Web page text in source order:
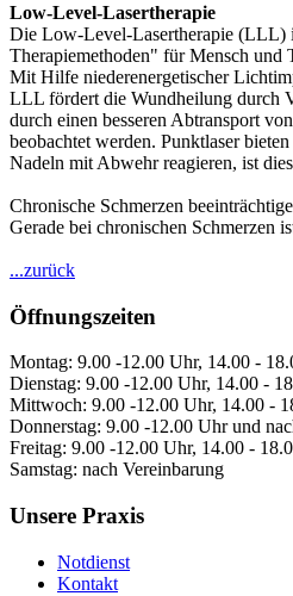
Low-Level-Lasertherapie
Die Low-Level-Lasertherapie (LLL)
Therapiemethoden" für Mensch und
Mit Hilfe niederenergetischer
LLL fördert die Wundheilung durch
durch einen besseren Abtransport
beobachtet werden. Punktlaser
Nadeln mit Abwehr reagieren, ist
Chronische Schmerzen
Gerade bei chronischen Schmerzen
...zurück
Öffnungszeiten
Montag: 9.00 -12.00 Uhr, 14.00 -
Dienstag: 9.00 -12.00 Uhr, 14.00 -
Mittwoch: 9.00 -12.00 Uhr, 14.00 -
Donnerstag: 9.00 -12.00 Uhr und
Freitag: 9.00 -12.00 Uhr, 14.00 -
Samstag: nach Vereinbarung
Unsere Praxis
Notdienst
Kontakt